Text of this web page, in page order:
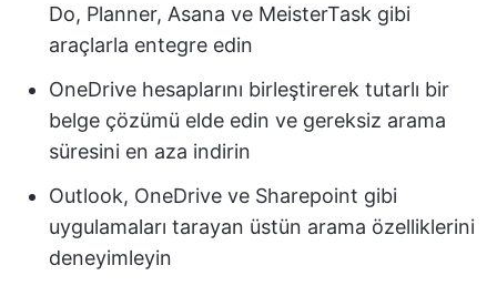
Do, Planner, Asana ve MeisterTask gibi
araçlarla entegre edin
OneDrive hesaplarını birleştirerek tutarlı bir
belge çözümü elde edin ve gereksiz arama
süresini en aza indirin
Outlook, OneDrive ve Sharepoint gibi
uygulamaları tarayan üstün arama özelliklerini
deneyimleyin